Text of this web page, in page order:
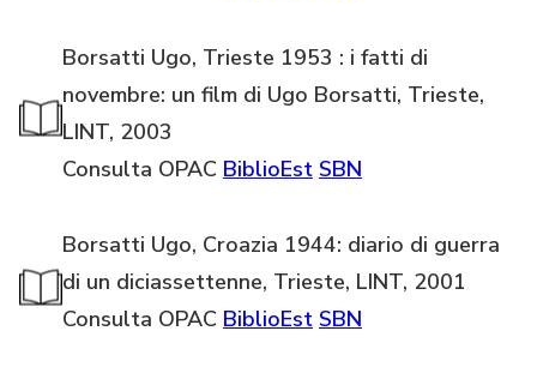
Borsatti Ugo, Trieste 1953 : i fatti di
novembre: un film di Ugo Borsatti, Trieste,
LINT, 2003
Consulta OPAC BiblioEst SBN
Borsatti Ugo, Croazia 1944: diario di guerra
di un diciassettenne, Trieste, LINT, 2001
Consulta OPAC BiblioEst SBN